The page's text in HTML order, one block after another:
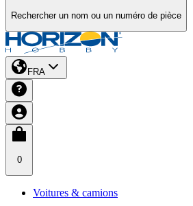
Rechercher un nom ou un numéro de pièce
FRA
0
Voitures & camions